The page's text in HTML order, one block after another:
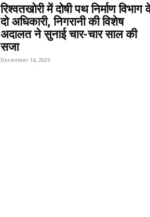
रिश्वतखोरी में दोषी पथ निर्माण विभाग
दो अधिकारी, निगरानी की विशेष
अदालत ने सुनाई चार-चार साल की
सजा
December 16, 2025